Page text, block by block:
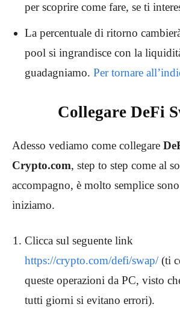
per scoprire come fare, se ti
La percentuale di ritorno
pool si ingrandisce con la
guadagniamo. Per tornare
Collegare DeFi
Adesso vediamo come collegare
Crypto.com, step to step come al
accompagno, è molto semplice
iniziamo.
Clicca sul seguente link
https://crypto.com/defi/swap/(ti
queste operazioni da PC, visto
tutti giorni si evitano errori).